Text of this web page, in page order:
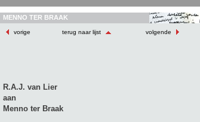
MENNO TER BRAAK
vorige terug naar lijst volgende
R.A.J. van Lier
aan
Menno ter Braak